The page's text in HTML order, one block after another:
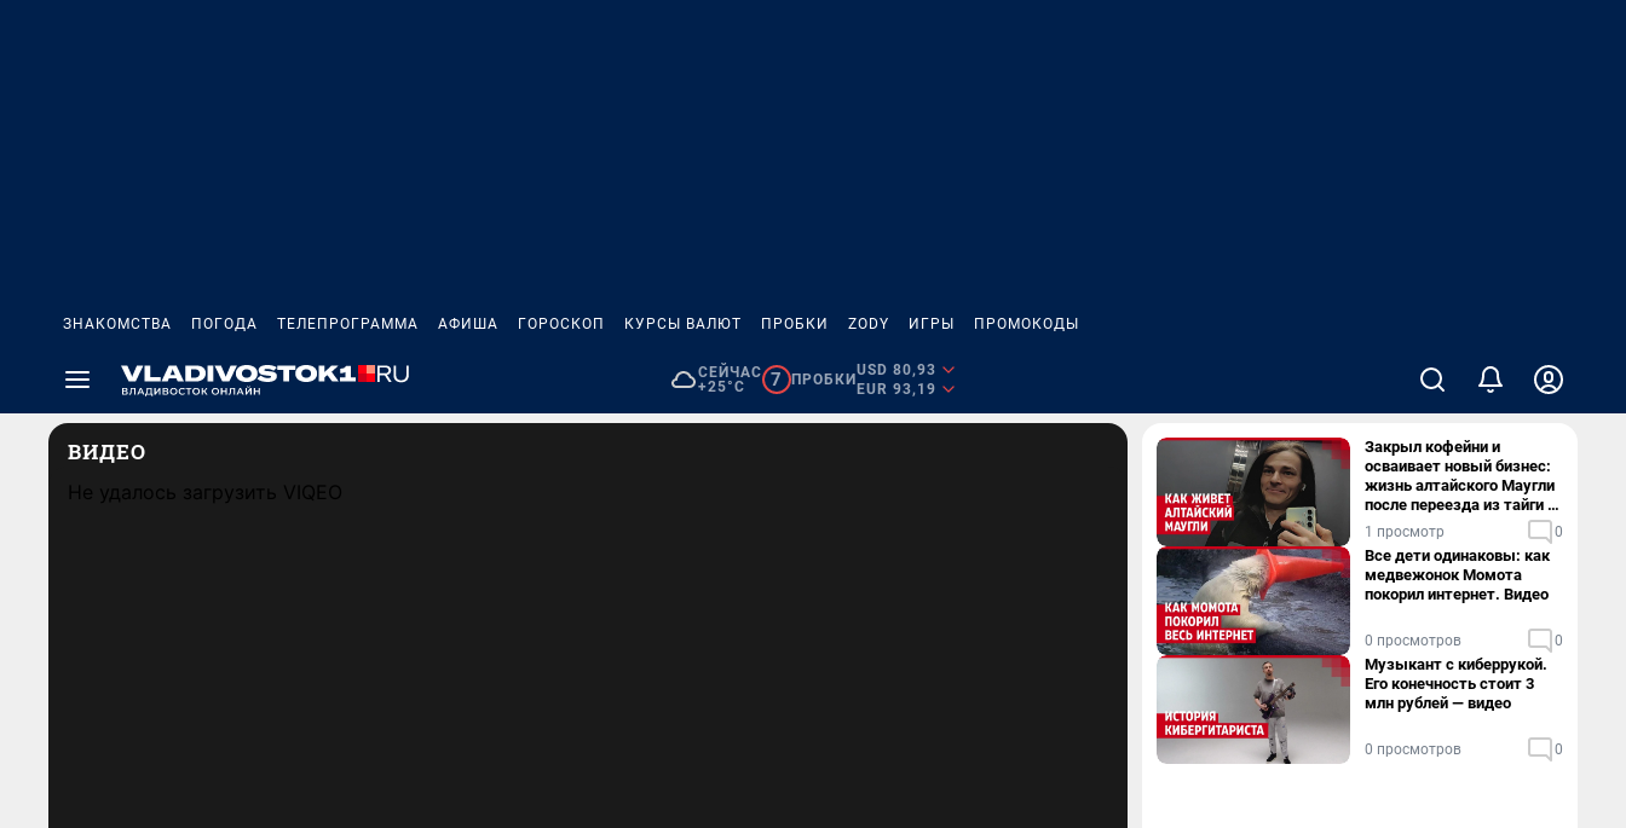
ЗНАКОМСТВА ПОГОДА ТЕЛЕПРОГРАММА АФИША ГОРОСКОП КУРСЫ ВАЛЮТ ПРОБКИ ZODY ИГРЫ ПРОМОКОДЫ
СЕЙЧАС
+25°C
7 ПРОБКИ
USD 80,93
EUR 93,19
ВИДЕО
Не удалось загрузить VIQEO
Закрыл кофейни и
осваивает новый бизнес:
жизнь алтайского Маугли
после переезда из тайги в
столицу
1 просмотр 0
Все дети одинаковы: как
медвежонок Момота
покорил интернет. Видео
0 просмотров 0
Музыкант с киберрукой.
Его конечность стоит 3
млн рублей — видео
0 просмотров 0